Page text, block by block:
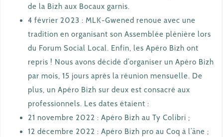
de la Bizh aux Bocaux garnis.
4 février 2023 : MLK-Gwened renoue avec une
tradition en organisant son Assemblée plénière lors
du Forum Social Local. Enfin, les Apéro Bizh ont
repris ! Nous avons décidé d’organiser un Apéro Bizh
par mois, 15 jours après la réunion mensuelle. De
plus, un Apéro Bizh sur deux est consacré aux
professionnels. Les dates étaient :
21 novembre 2022 : Apéro Bizh au Ty Colibri ;
12 décembre 2022 : Apéro Bizh pro au Coq à l’âne ;